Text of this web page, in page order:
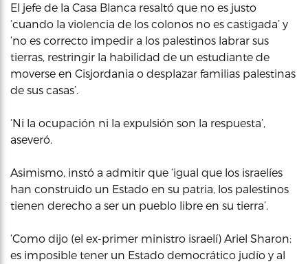
El jefe de la Casa Blanca resaltó que no es justo
‘cuando la violencia de los colonos no es castigada’ y
‘no es correcto impedir a los palestinos labrar sus
tierras, restringir la habilidad de un estudiante de
moverse en Cisjordania o desplazar familias palestinas
de sus casas’.
‘Ni la ocupación ni la expulsión son la respuesta’,
aseveró.
Asimismo, instó a admitir que ‘igual que los israelíes
han construido un Estado en su patria, los palestinos
tienen derecho a ser un pueblo libre en su tierra’.
‘Como dijo (el ex-primer ministro israelí) Ariel Sharon:
es imposible tener un Estado democrático judío y al